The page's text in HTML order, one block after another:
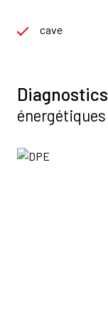
cave
Diagnostics
énergétiques